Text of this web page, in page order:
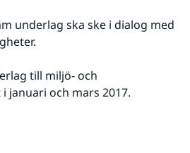
underlag ska ske i dialog med
till miljö- och
januari och mars 2017.